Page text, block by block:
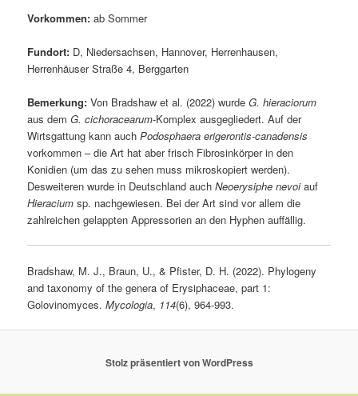
Vorkommen: ab Sommer
Fundort: D, Niedersachsen, Hannover, Herrenhausen,
Herrenhäuser Straße 4, Berggarten
Bemerkung: Von Bradshaw et al. (2022) wurdeG. hieraciorum
aus demG. cichoracearum-Komplex ausgegliedert. Auf der
Wirtsgattung kann auchPodosphaera erigerontis-canadensis
vorkommen – die Art hat aber frisch Fibrosinkörper in den
Konidien (um das zu sehen muss mikroskopiert werden).
Desweiteren wurde in Deutschland auchNeoerysiphe nevoiauf
Hieracium sp. nachgewiesen. Bei der Art sind vor allem die
zahlreichen gelappten Appressorien an den Hyphen auffällig.
Bradshaw, M. J., Braun, U., & Pfister, D. H. (2022). Phylogeny
and taxonomy of the genera of Erysiphaceae, part 1:
Golovinomyces.Mycologia, 114(6), 964-993.
Stolz präsentiert von WordPress